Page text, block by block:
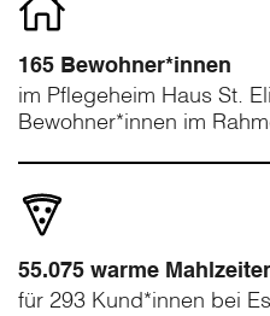
165 Bewohner*innen
im Pflegeheim Haus St.
Bewohner*innen im
55.075 warme
für 293 Kund*innen bei